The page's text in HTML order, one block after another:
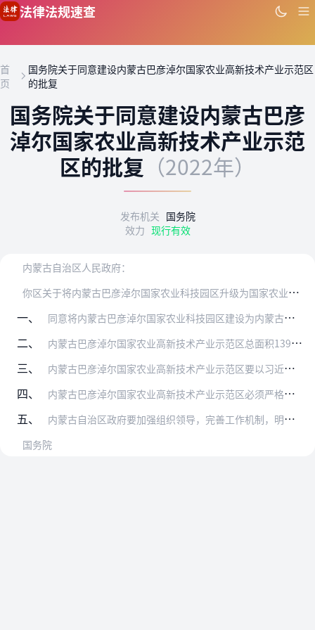
跳到主要内容
法律法规速查
首
页
国务院关于同意建设内蒙古巴彦淖尔国家农业高新技术产业示范区
的批复
国务院关于同意建设内蒙古巴彦
淖尔国家农业高新技术产业示范
区的批复 （2022年）
发布机关 国务院
效力 现行有效
内蒙古自治区人民政府：
你
区关于将内蒙古巴彦淖尔国家农业科技园区升级为国家农业高新技术产业示范区的请示收悉。现批复如下：
一、
同意将内蒙古巴彦淖尔国家农业科技园区建设为内蒙古巴彦淖尔国家农业高新技术产业示范区，纳入国家农业高新技术产业示范区范畴管理并享受相关政策。
二、 内蒙古巴彦淖尔国家农业高新技术产业示范区总面积139.74平方公里，四至范围：东至乌兰图克镇新民村、八一新道村，南至110国道、永济渠，西至城关镇远景村、干召庙…
三、 内蒙古巴彦淖尔国家农业高新技术产业示范区要以习近平新时代中国特色社会主义思想为指导，全面贯彻党的十九大和十九届历次全会精神，按照党中央、国务院决策部署，全面实施…
四、 内蒙古巴彦淖尔国家农业高新技术产业示范区必须严格遵循国土空间规划，严格落实耕地保护制度、节约集约用地制度和有关补偿安置规定，依法依规推进示范区建设发展规划环境影…
五、
内蒙古自治区政府要加强组织领导，完善工作机制，明确工作责任，强化政策支持，探索建立整合集约、精简高效的运行机制，不断提升示范区建设质量和发展水平。
国务院